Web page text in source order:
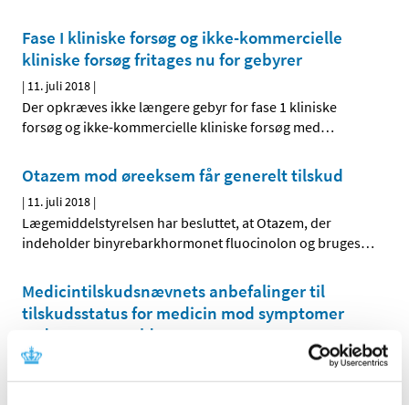
Fase I kliniske forsøg og ikke-kommercielle
kliniske forsøg fritages nu for gebyrer
| 11. juli 2018 |
Der opkræves ikke længere gebyr for fase 1 kliniske
forsøg og ikke-kommercielle kliniske forsøg med…
Otazem mod øreeksem får generelt tilskud
| 11. juli 2018 |
Lægemiddelstyrelsen har besluttet, at Otazem, der
indeholder binyrebarkhormonet fluocinolon og bruges…
Medicintilskudsnævnets anbefalinger til
tilskudsstatus for medicin mod symptomer
ved overgangsalder
|3. juli 2018
Medicintilskudsnævnet har revurderet tilskudsstatus for